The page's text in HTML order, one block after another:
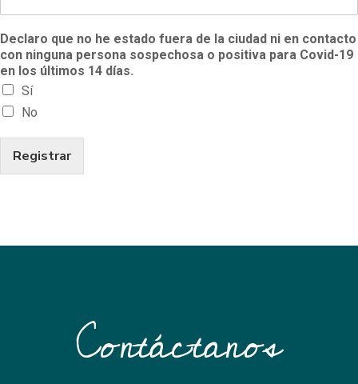
Declaro que no he estado fuera de la ciudad ni en contacto
con ninguna persona sospechosa o positiva para Covid-19
en los últimos 14 días.
Sí
No
Registrar
Contáctanos